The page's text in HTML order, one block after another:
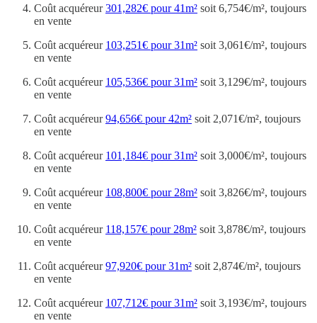
Coût acquéreur301,282€ pour 41m² soit 6,754€/m², toujours
en vente
Coût acquéreur 103,251€ pour 31m² soit 3,061€/m², toujours
en vente
Coût acquéreur 105,536€ pour 31m² soit 3,129€/m², toujours
en vente
Coût acquéreur94,656€ pour 42m² soit 2,071€/m², toujours
en vente
Coût acquéreur 101,184€ pour 31m² soit 3,000€/m², toujours
en vente
Coût acquéreur 108,800€ pour 28m² soit 3,826€/m², toujours
en vente
Coût acquéreur 118,157€ pour 28m² soit 3,878€/m², toujours
en vente
Coût acquéreur97,920€ pour 31m² soit 2,874€/m², toujours
en vente
Coût acquéreur 107,712€ pour 31m² soit 3,193€/m², toujours
en vente